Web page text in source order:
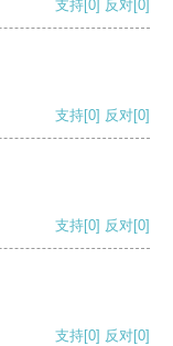
支持[0] 反对[0]
支持[0] 反对[0]
支持[0] 反对[0]
支持[0] 反对[0]